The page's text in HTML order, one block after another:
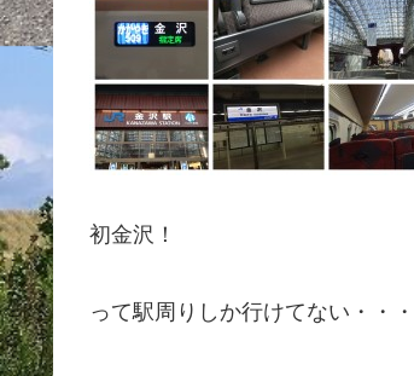
初金沢！
って駅周りしか行けてない・・・